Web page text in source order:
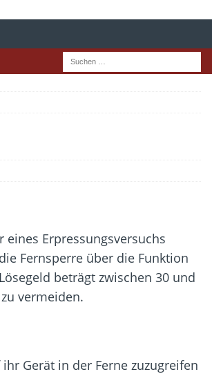
Erpressungsversuchs
Fernsperre über die Funktion
beträgt zwischen 30 und
vermeiden.
Gerät in der Ferne zuzugreifen